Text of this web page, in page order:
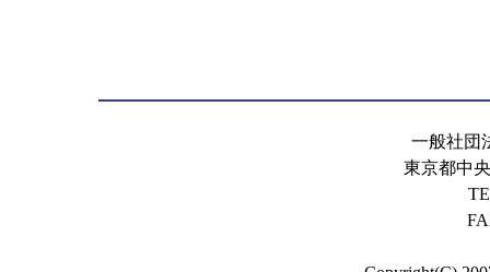
一般社団
東京都中